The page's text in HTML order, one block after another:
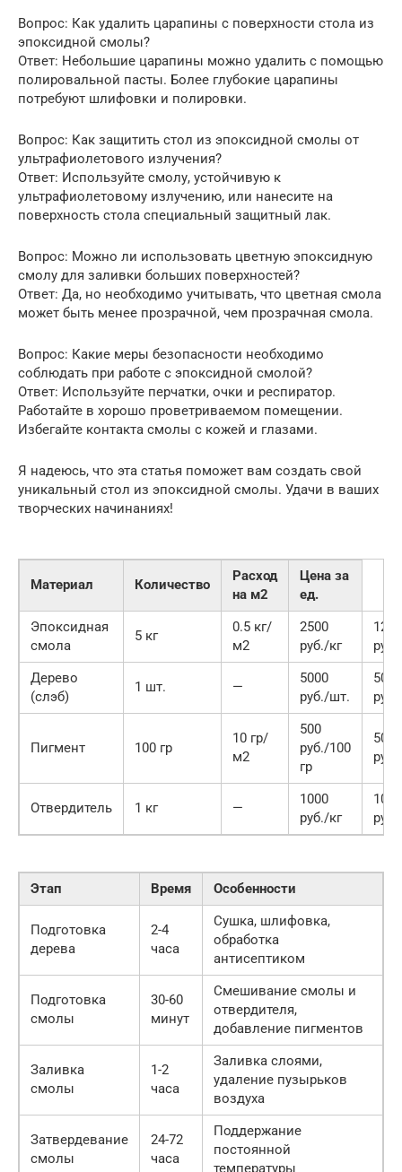
Вопрос: Как удалить царапины с поверхности стола из
эпоксидной смолы?
Ответ: Небольшие царапины можно удалить с помощью
полировальной пасты. Более глубокие царапины
потребуют шлифовки и полировки.
Вопрос: Как защитить стол из эпоксидной смолы от
ультрафиолетового излучения?
Ответ: Используйте смолу, устойчивую к
ультрафиолетовому излучению, или нанесите на
поверхность стола специальный защитный лак.
Вопрос: Можно ли использовать цветную эпоксидную
смолу для заливки больших поверхностей?
Ответ: Да, но необходимо учитывать, что цветная смола
может быть менее прозрачной, чем прозрачная смола.
Вопрос: Какие меры безопасности необходимо
соблюдать при работе с эпоксидной смолой?
Ответ: Используйте перчатки, очки и респиратор.
Работайте в хорошо проветриваемом помещении.
Избегайте контакта смолы с кожей и глазами.
Я надеюсь, что эта статья поможет вам создать свой
уникальный стол из эпоксидной смолы. Удачи в ваших
творческих начинаниях!
Материал Количество
Расход
на м2
Цена за
ед.
Эпоксидная
смола
5 кг
0.5 кг/
м2
2500
руб./кг
руб.
Дерево
(слэб)
1 шт. —
5000
руб./шт.
5000
руб.
Пигмент 100 гр
10 гр/
м2
500
руб./100
гр
500
руб.
Отвердитель 1 кг —
1000
руб./кг
1000
руб.
Этап Время Особенности
Подготовка
дерева
2-4
часа
Сушка, шлифовка,
обработка
антисептиком
Подготовка
смолы
30-60
минут
Смешивание смолы и
отвердителя,
добавление пигментов
Заливка
смолы
1-2
часа
Заливка слоями,
удаление пузырьков
воздуха
Затвердевание
смолы
24-72
часа
Поддержание
постоянной
температуры